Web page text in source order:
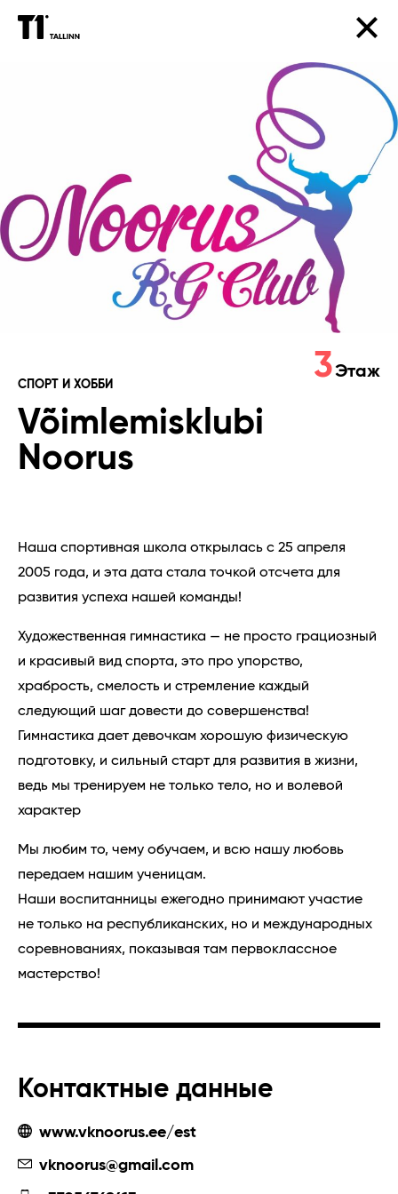
СПОРТ И ХОББИ
Võimlemisklubi
Noorus
3 Этаж
Наша спортивная школа открылась с 25 апреля
2005 года, и эта дата стала точкой отсчета для
развития успеха нашей команды!
Художественная гимнастика — не просто грациозный
и красивый вид спорта, это про упорство,
храбрость, смелость и стремление каждый
следующий шаг довести до совершенства!
Гимнастика дает девочкам хорошую физическую
подготовку, и сильный старт для развития в жизни,
ведь мы тренируем не только тело, но и волевой
характер
Мы любим то, чему обучаем, и всю нашу любовь
передаем нашим ученицам.
Наши воспитанницы ежегодно принимают участие
не только на республиканских, но и международных
соревнованиях, показывая там первоклассное
мастерство!
Контактные данные
www.vknoorus.ee/est
vknoorus@gmail.com